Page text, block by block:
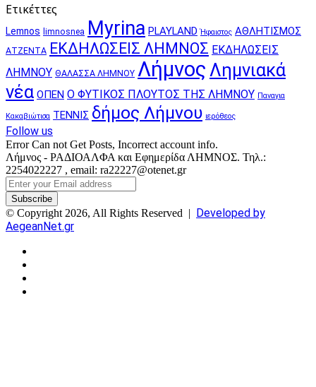
Ετικέττες
Lemnos limnosnea Myrina PLAYLAND Ήφαιστος ΑΘΛΗΤΙΣΜΟΣ
ΑΤΖΕΝΤΑ ΕΚΔΗΛΩΣΕΙΣ ΛΗΜΝΟΣ ΕΚΔΗΛΩΣΕΙΣ
ΛΗΜΝΟΥ ΘΑΛΑΣΣΑ ΛΗΜΝΟΥ Λήμνος Λημνιακά
νέα ΟΠΕΝ Ο ΦΥΤΙΚΟΣ ΠΛΟΥΤΟΣ ΤΗΣ ΛΗΜΝΟΥ Παναγια
Κακαβιώτισα ΤΕΝΝΙΣ δήμος Λήμνου ιερόθεος
Follow us
Error Can not Get Posts, Incorrect account info.
Λήμνος - ΡΑΔΙΟΑΛΦΑ και Εφημερίδα ΛΗΜΝΟΣ. Τηλ.:
2254022227 , email: ra22227@otenet.gr
Enter
your
Email
address
© Copyright 2026, All Rights Reserved | Developed by
AegeanNet.gr